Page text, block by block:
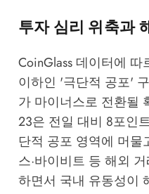
투자 심리 위축과
CoinGlass데이터에 따
이하인 '극단적 공포'
가 마이너스로 전환될
23은 전일 대비 8포인
단적 공포 영역에 머물
스·바이비트 등 해외
하면서 국내 유동성이